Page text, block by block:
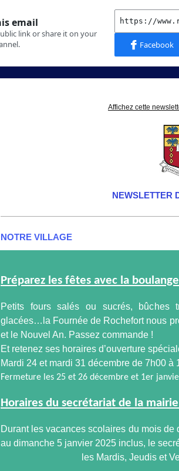
Affichez cette
NEWSLETTER
NOTRE VILLAGE
Préparez les fêtes avec la
Petits fours salés ou sucrés, bûches
glacées…la Fournée de Rochefort nous
et le Nouvel An. Passez commande !
Et retenez ses horaires d’ouverture
Mardi 24 et mardi 31 décembre de 7h00 à
Fermeture les 25 et 26 décembre et 1er
Horaires du secrétariat de la
Durant les vacances scolaires du mois
au dimanche 5 janvier 2025 inclus, le
les Mardis, Jeudis et